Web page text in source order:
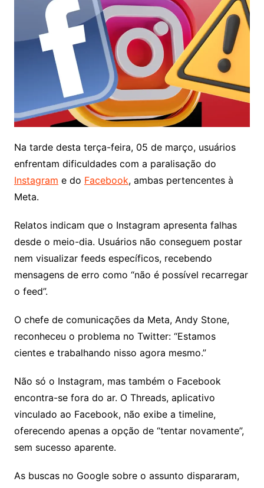
Na tarde desta terça-feira, 05 de março, usuários
enfrentam dificuldades com a paralisação do
Instagram e do Facebook, ambas pertencentes à
Meta.
Relatos indicam que o Instagram apresenta falhas
desde o meio-dia. Usuários não conseguem postar
nem visualizar feeds específicos, recebendo
mensagens de erro como “não é possível recarregar
o feed”.
O chefe de comunicações da Meta, Andy Stone,
reconheceu o problema no Twitter: “Estamos
cientes e trabalhando nisso agora mesmo.”
Não só o Instagram, mas também o Facebook
encontra-se fora do ar. O Threads, aplicativo
vinculado ao Facebook, não exibe a timeline,
oferecendo apenas a opção de “tentar novamente”,
sem sucesso aparente.
As buscas no Google sobre o assunto dispararam,